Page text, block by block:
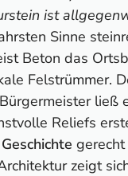
ist
Sinne
Beton das
Felstrümmer.
ließ
Reliefs
zeigt